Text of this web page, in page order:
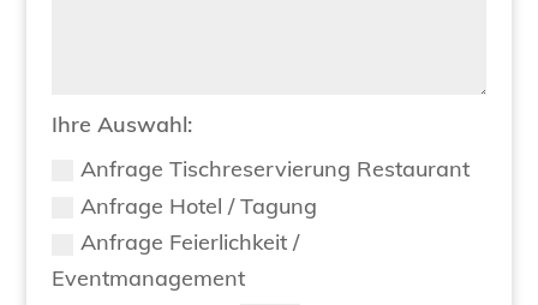
Ihre Auswahl:
Anfrage Tischreservierung Restaurant
Anfrage Hotel / Tagung
Anfrage Feierlichkeit /
Eventmanagement